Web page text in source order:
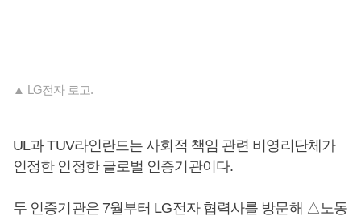
▲ LG전자 로고.
UL과 TUV라인란드는 사회적 책임 관련 비영리단체가
인정한 인정한 글로벌 인증기관이다.
두 인증기관은 7월부터 LG전자 협력사를 방문해 △노동